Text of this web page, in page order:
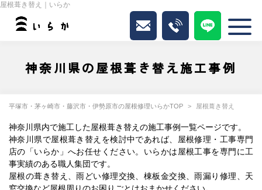
屋根葺き替え｜いらか
神奈川県の屋根葺き替え施工事例
平塚市・茅ヶ崎市・藤沢市・伊勢原市の屋根修理いらかTOP 屋根葺き替え
神奈川県内で施工した屋根葺き替えの施工事例一覧ページです。
神奈川県で屋根葺き替えを検討中であれば、屋根修理・工事専門
店の「いらか」へお任せください。いらかは屋根工事を専門に工
事実績のある職人集団です。
屋根の葺き替え、雨どい修理交換、棟板金交換、雨漏り修理、天